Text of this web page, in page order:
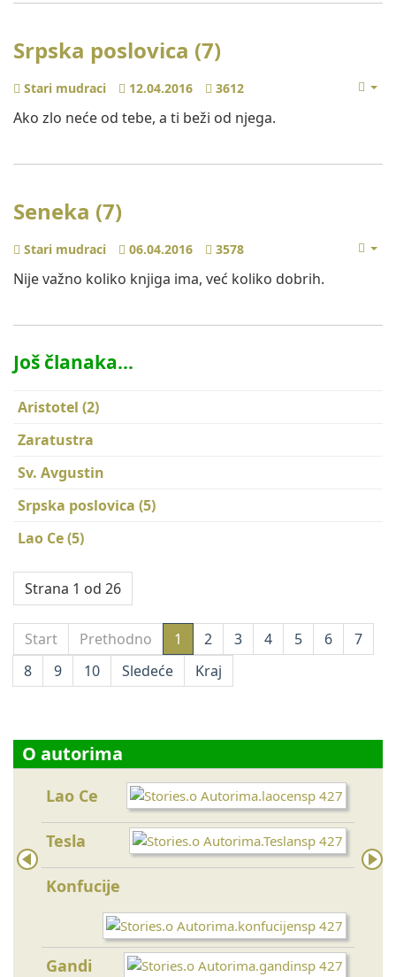
Srpska poslovica (7)
Stari mudraci 12.04.2016 3612
Ako zlo neće od tebe, a ti beži od njega.
Seneka (7)
Stari mudraci 06.04.2016 3578
Nije važno koliko knjiga ima, već koliko dobrih.
Još članaka...
Aristotel (2)
Zaratustra
Sv. Avgustin
Srpska poslovica (5)
Lao Ce (5)
Strana 1 od 26
Start Prethodno 1 2 3 4 5 6
7
8
9 10 Sledeće Kraj
O autorima
Lao Ce
Tesla
Konfucije
Gandi